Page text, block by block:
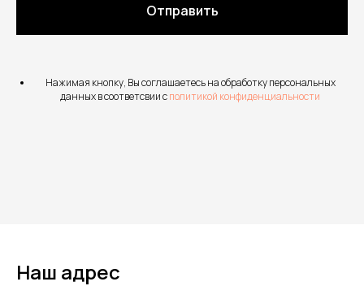
Отправить
Нажимая кнопку, Вы соглашаетесь на обработку персональных
данных в соответсвии сполитикой конфиденциальности
Наш адрес